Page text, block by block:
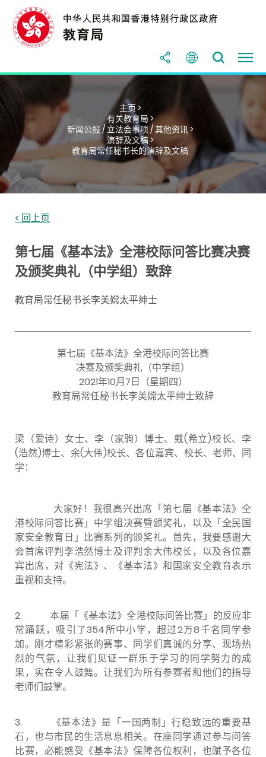
主页 >
有关教育局 >
新闻公报 / 立法会事项 / 其他资讯 >
演辞及文稿 >
教育局常任秘书长的演辞及文稿
< 回上页
第七届《基本法》全港校际问答比赛决赛
及颁奖典礼（中学组）致辞
教育局常任秘书长李美嫦太平绅士
第七届《基本法》全港校际问答比赛
决赛及颁奖典礼（中学组）
2021年10月7日（星期四）
教育局常任秘书长李美嫦太平绅士致辞
梁（爱诗）女士、李（家驹）博士、戴(希立)校长、李
(浩然)博士、余(大伟)校长、各位嘉宾、校长、老师、同
学：
大家好！我很高兴出席「第七届《基本法》全
港校际问答比赛」中学组决赛暨颁奖礼，以及「全民国
家安全教育日」比赛系列的颁奖礼。首先，我要感谢大
会首席评判李浩然博士及评判余大伟校长，以及各位嘉
宾出席，对《宪法》、《基本法》和国家安全教育表示
重视和支持。
2.
本届「《基本法》全港校际问答比赛」的反应非
常踊跃，吸引了354所中小学，超过2万8千名同学参
加。刚才精彩紧张的赛事、同学们真诚的分享、现场热
烈的气氛，让我们见证一群乐于学习的同学努力的成
果，实在令人鼓舞。让我们为所有参赛者和他们的指导
老师们鼓掌。
3.
《基本法》是「一国两制」行稳致远的重要基
石，也与市民的生活息息相关。在座同学通过参与问答
比赛，必能感受《基本法》保障各位权利，也赋予各位